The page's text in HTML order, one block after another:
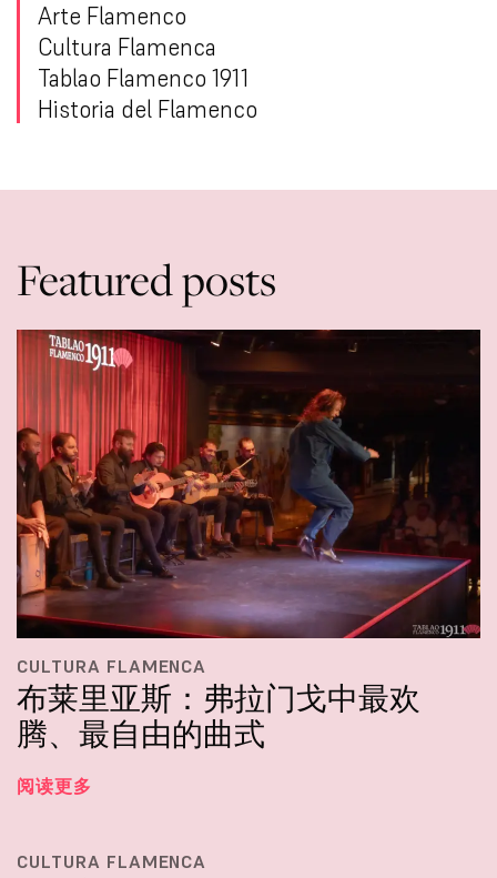
Arte Flamenco
Cultura Flamenca
Tablao Flamenco 1911
Historia del Flamenco
Featured posts
CULTURA FLAMENCA
布莱里亚斯：弗拉门戈中最欢
腾、最自由的曲式
阅读更多
CULTURA FLAMENCA